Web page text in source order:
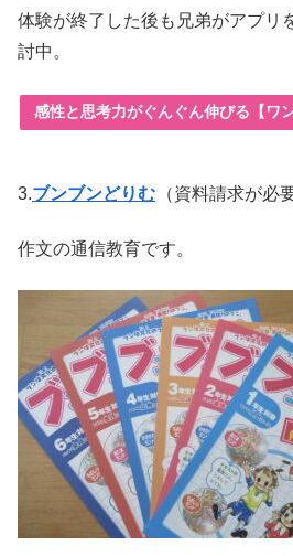
体験が終了した後も兄弟がアプリ
討中。
感性と思考力がぐんぐん伸びる【ワ
3.ブンブンどりむ （資料請求が必
作文の通信教育です。